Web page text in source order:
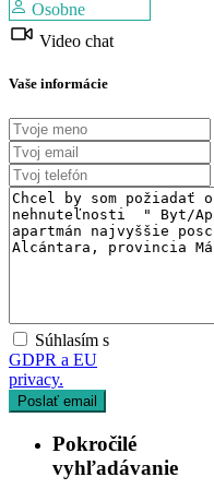
Osobne
Video chat
Vaše informácie
Súhlasím s
GDPR a EU
privacy.
Pokročilé
vyhľadávanie